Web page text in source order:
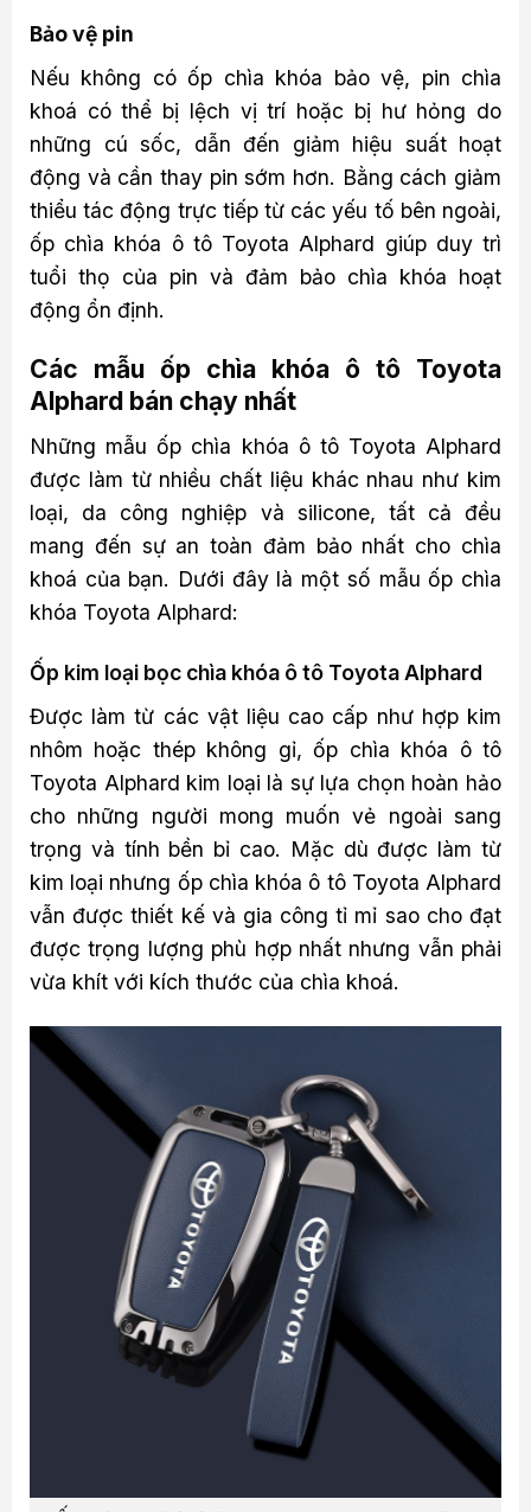
Bảo vệ pin
Nếu không có ốp chìa khóa bảo vệ, pin chìa
khoá có thể bị lệch vị trí hoặc bị hư hỏng do
những cú sốc, dẫn đến giảm hiệu suất hoạt
động và cần thay pin sớm hơn. Bằng cách giảm
thiểu tác động trực tiếp từ các yếu tố bên ngoài,
ốp chìa khóa ô tô Toyota Alphard giúp duy trì
tuổi thọ của pin và đảm bảo chìa khóa hoạt
động ổn định.
Các mẫu ốp chìa khóa ô tô Toyota
Alphard bán chạy nhất
Những mẫu ốp chìa khóa ô tô Toyota Alphard
được làm từ nhiều chất liệu khác nhau như kim
loại, da công nghiệp và silicone, tất cả đều
mang đến sự an toàn đảm bảo nhất cho chìa
khoá của bạn. Dưới đây là một số mẫu ốp chìa
khóa Toyota Alphard:
Ốp kim loại bọc chìa khóa ô tô Toyota Alphard
Được làm từ các vật liệu cao cấp như hợp kim
nhôm hoặc thép không gỉ, ốp chìa khóa ô tô
Toyota Alphard kim loại là sự lựa chọn hoàn hảo
cho những người mong muốn vẻ ngoài sang
trọng và tính bền bỉ cao. Mặc dù được làm từ
kim loại nhưng ốp chìa khóa ô tô Toyota Alphard
vẫn được thiết kế và gia công tỉ mỉ sao cho đạt
được trọng lượng phù hợp nhất nhưng vẫn phải
vừa khít với kích thước của chìa khoá.